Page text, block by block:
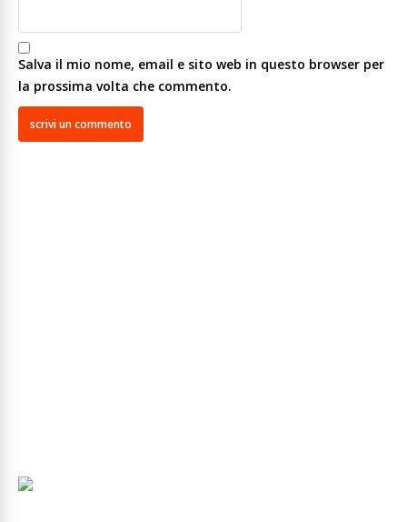
Salva il mio nome, email e sito web in questo browser per
la prossima volta che commento.